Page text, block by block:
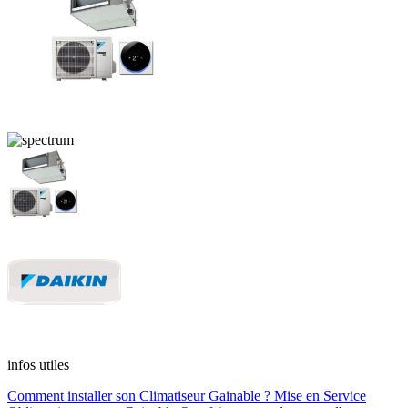
infos utiles
Comment installer son Climatiseur Gainable ? Mise en Service